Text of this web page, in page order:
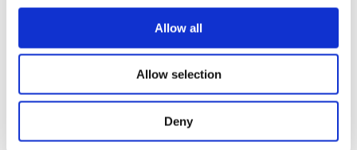
Allow all
Allow selection
Deny
assistenza dei tutor italiani